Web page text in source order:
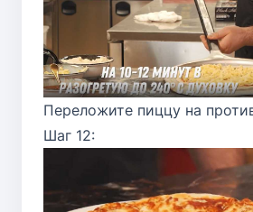
Переложите пиццу на
Шаг 12: